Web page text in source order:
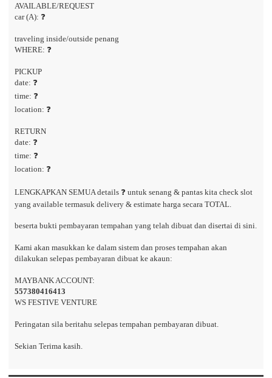
AVAILABLE/REQUEST
car (A): ❓
traveling inside/outside penang
WHERE: ❓
PICKUP
date: ❓
time: ❓
location: ❓
RETURN
date: ❓
time: ❓
location: ❓
LENGKAPKAN SEMUA details ❓ untuk senang & pantas kita check slot
yang available termasuk delivery & estimate harga secara TOTAL.
beserta bukti pembayaran tempahan yang telah dibuat dan disertai di sini.
Kami akan masukkan ke dalam sistem dan proses tempahan akan
dilakukan selepas pembayaran dibuat ke akaun:
MAYBANK ACCOUNT:
557380416413
WS FESTIVE VENTURE
Peringatan sila beritahu selepas tempahan pembayaran dibuat.
Sekian Terima kasih.